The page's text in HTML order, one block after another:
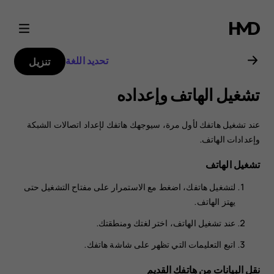
دليل
مستخدم
هاتف
Nokia
8.1
تحديد اللغة تنزيل
تشغيل الهاتف وإعداده
عند تشغيل هاتفك لأول مرة، سيوجهك هاتفك لإعداد اتصالات الشبكة
وإعدادات الهاتف.
تشغيل الهاتف
لتشغيل هاتفك، اضغط مع الاستمرار على مفتاح التشغيل حتى
يهتز الهاتف.
عند تشغيل الهاتف، اختر لغتك ومنطقتك.
اتبع التعليمات التي تظهر على شاشة هاتفك.
نقل البيانات من هاتفك القديم